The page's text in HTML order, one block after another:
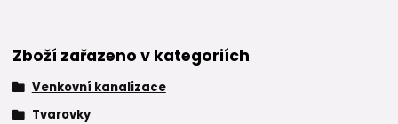
Zboží zařazeno v kategoriích
Venkovní kanalizace
Tvarovky